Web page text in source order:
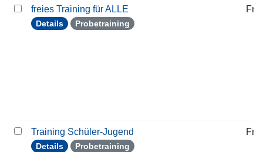
freies Training für ALLE
Details Probetraining
Training Schüler-Jugend
Details Probetraining